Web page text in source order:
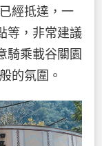
經抵達，一
等，非常建議
騎乘載谷關園
的氛圍。